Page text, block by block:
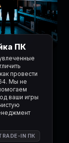
ПК
провести
Мы не
ваши игры
IN ПК